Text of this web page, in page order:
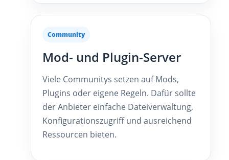
Community
Mod- und Plugin-Server
Viele Communitys setzen auf Mods,
Plugins oder eigene Regeln. Dafür sollte
der Anbieter einfache Dateiverwaltung,
Konfigurationszugriff und ausreichend
Ressourcen bieten.